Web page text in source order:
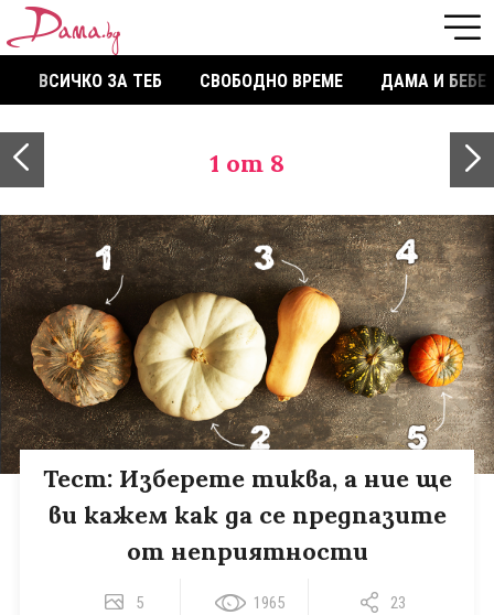
ВСИЧКО ЗА ТЕБ СВОБОДНО ВРЕМЕ ДАМА И БЕБЕ
1 от 8
Тест: Изберете тиква, а ние ще
ви кажем как да се предпазите
от неприятности
5 1965 23